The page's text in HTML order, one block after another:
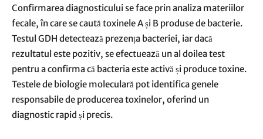
Confirmarea diagnosticului se face prin analiza materiilor
fecale, în care se caută toxinele A și B produse de bacterie.
Testul GDH detectează prezența bacteriei, iar dacă
rezultatul este pozitiv, se efectuează un al doilea test
pentru a confirma că bacteria este activă și produce toxine.
Testele de biologie moleculară pot identifica genele
responsabile de producerea toxinelor, oferind un
diagnostic rapid și precis.